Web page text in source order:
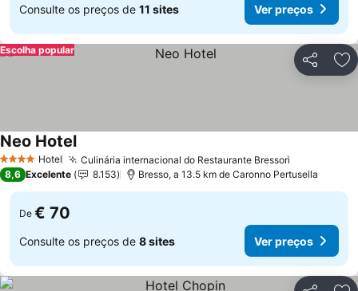
Consulte os preços de 11 sites Ver preços
Partilhar
Escolha popular
4 EstrelasHotel Culinária internacional do Restaurante Bressorì
Neo HotelVer preços
8,6 Excelente 8.153 Bresso, a 13.5 km de Caronno Pertusella
De € 70
Consulte os preços de 8 sites Ver preços